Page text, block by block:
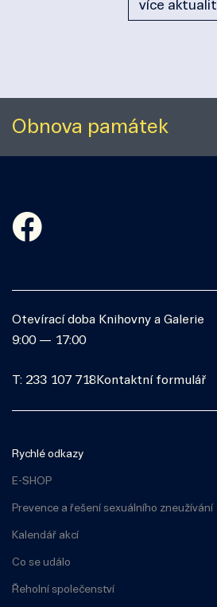
více aktualit
Obnova památek
Otevírací doba Knihovny a Galerie
9:00 — 17:00
T: 233 107 718 Kontaktní formulář
Rychlé odkazy
E-SHOP
Prevence a řešení sexuálního zneužívání
Kalendář akcí
Co se událo
Řeholní společenství